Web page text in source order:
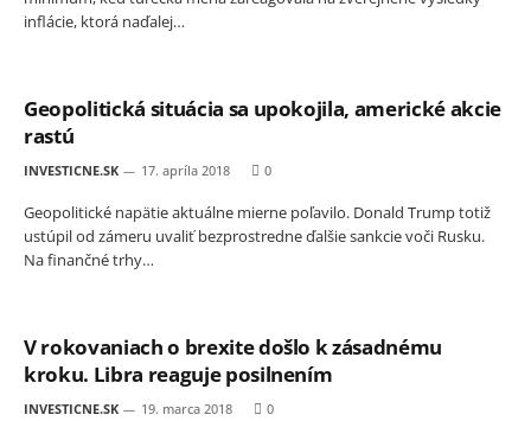
inflácie, ktorá naďalej…
Geopolitická situácia sa upokojila, americké akcie
rastú
INVESTICNE.SK 17. apríla 2018 0
Geopolitické napätie aktuálne mierne poľavilo. Donald Trump totiž
ustúpil od zámeru uvaliť bezprostredne ďalšie sankcie voči Rusku.
Na finančné trhy…
V rokovaniach o brexite došlo k zásadnému
kroku. Libra reaguje posilnením
INVESTICNE.SK 19. marca 2018 0